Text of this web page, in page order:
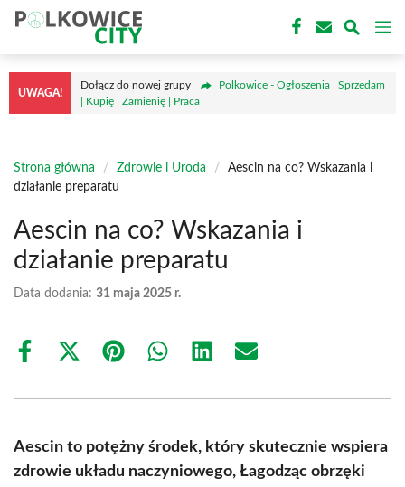
Przejdź
treści
UWAGA!
Dołącz do nowej grupy
Polkowice - Ogłoszenia | Sprzedam
| Kupię | Zamienię | Praca
Strona główna / Zdrowie i Uroda /
Aescin na co? Wskazania i
działanie preparatu
Aescin na co? Wskazania i
działanie preparatu
Data dodania: 31 maja 2025 r.
Share
Share
(Twitter)
Share Share Share Share
Aescin to potężny środek, który skutecznie wspiera
zdrowie układu naczyniowego, Łagodząc obrzęki